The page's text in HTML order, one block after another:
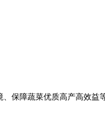
保障蔬菜优质高产高效益